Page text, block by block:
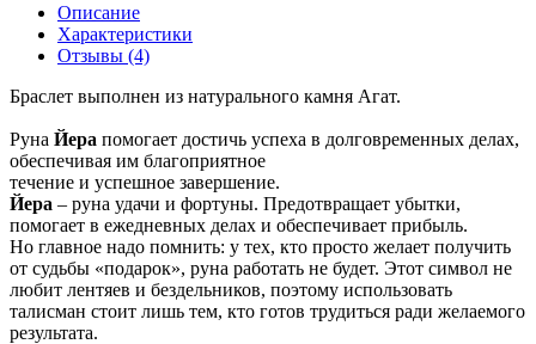
Описание
Характеристики
Отзывы (4)
Браслет выполнен из натурального камня Агат.
Руна Йера помогает достичь успеха в долговременных делах,
обеспечивая им благоприятное
течение и успешное завершение.
Йера – руна удачи и фортуны. Предотвращает убытки,
помогает в ежедневных делах и обеспечивает прибыль.
Но главное надо помнить: у тех, кто просто желает получить
от судьбы «подарок», руна работать не будет. Этот символ не
любит лентяев и бездельников, поэтому использовать
талисман стоит лишь тем, кто готов трудиться ради желаемого
результата.